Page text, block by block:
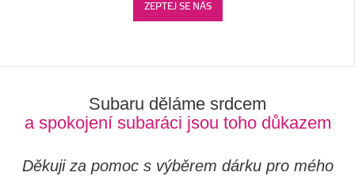
ZEPTEJ SE NÁS
Subaru děláme srdcem
a spokojení subaráci jsou toho důkazem
Děkuji za pomoc s výběrem dárku pro mého